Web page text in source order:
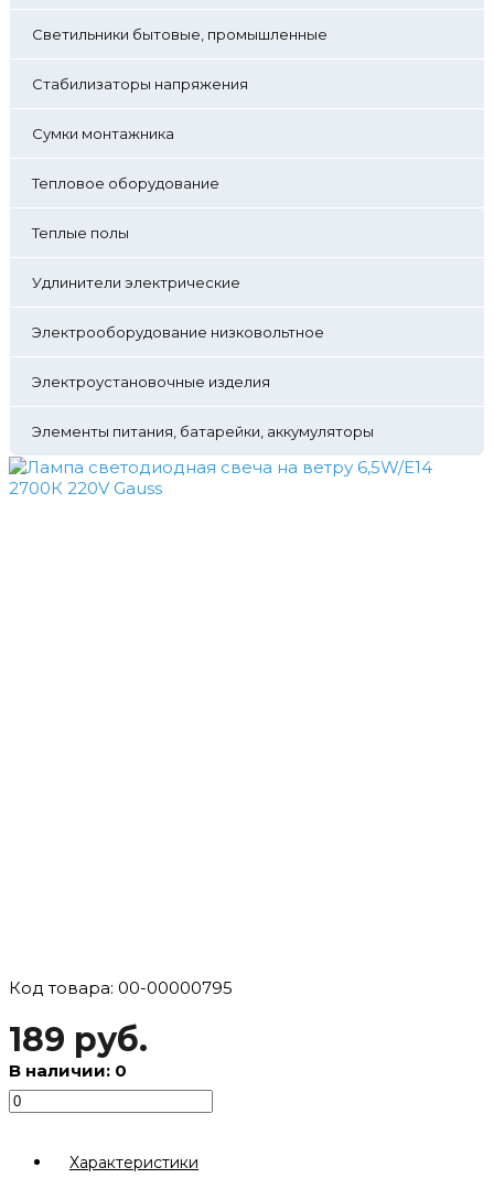
Светильники бытовые, промышленные
Стабилизаторы напряжения
Сумки монтажника
Тепловое оборудование
Теплые полы
Удлинители электрические
Электрооборудование низковольтное
Электроустановочные изделия
Элементы питания, батарейки, аккумуляторы
Код товара: 00-00000795
189 руб.
В наличии: 0
Характеристики